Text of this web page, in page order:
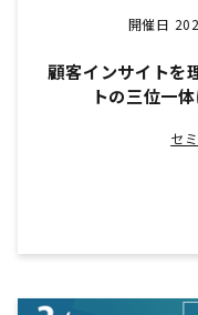
開催日
顧客インサイトを
トの三位一
セ